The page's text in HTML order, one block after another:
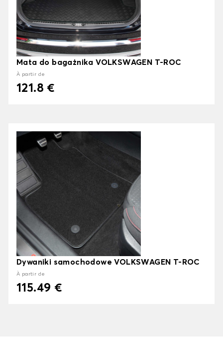
Mata do bagażnika VOLKSWAGEN T-ROC
À partir de
121.8 €
Dywaniki samochodowe VOLKSWAGEN T-ROC
À partir de
115.49 €